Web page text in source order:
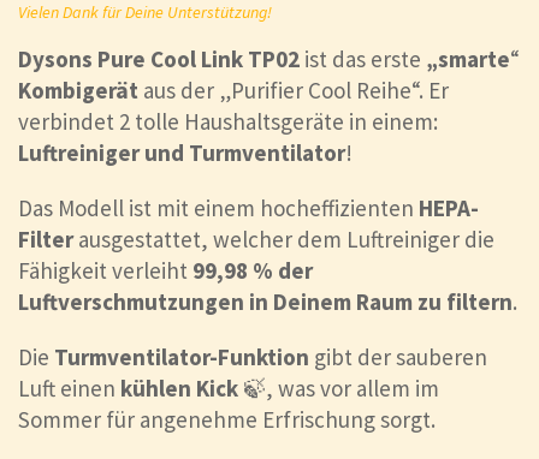
Vielen Dank für Deine Unterstützung!
Dysons Pure Cool Link TP02 ist das erste „smarte“
Kombigerät aus der „Purifier Cool Reihe“. Er
verbindet 2 tolle Haushaltsgeräte in einem:
Luftreiniger und Turmventilator!
Das Modell ist mit einem hocheffizienten HEPA-
Filterausgestattet, welcher dem Luftreiniger die
Fähigkeit verleiht 99,98 % der
Luftverschmutzungen in Deinem Raum zu filtern.
Die Turmventilator-Funktion gibt der sauberen
Luft einen kühlen Kick 🍃, was vor allem im
Sommer für angenehme Erfrischung sorgt.